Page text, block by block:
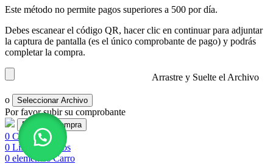
Este método no permite pagos superiores a 500 por día.
Debes escanear el código QR, hacer clic en continuar para adjuntar
la captura de pantalla (es el único comprobante de pago) y podrás
completar la compra.
Arrastre y Suelte el Archivo
o Seleccionar Archivo
Por favor subir su comprobante
0 Comparar
0 Lista de deseos
0 elementos Carro